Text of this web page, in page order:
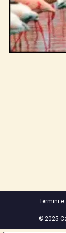
Termini e
© 2025